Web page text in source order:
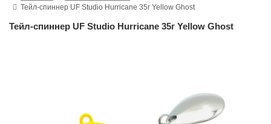
Тейл-спиннер UF Studio Hurricane 35г Yellow Ghost
Тейл-спиннер UF Studio Hurricane 35г Yellow Ghost